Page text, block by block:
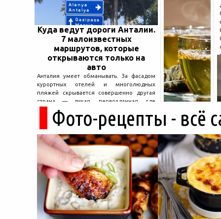
Куда ведут дороги Анталии.
7 малоизвестных
маршрутов, которые
открываются только на
авто
Анталия умеет обманывать. За фасадом
курортных отелей и многолюдных
пляжей скрывается совершенно другая
страна — дикая, первозданная, где
древние руины дремлют в тени кедров, а
горные дороги ведут к местам, о которых
не расскажет ни один автобусный гид....
Фото-рецепты - всё